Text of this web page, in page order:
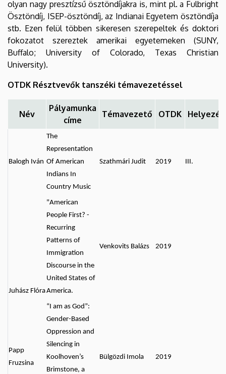
olyan nagy presztízsű ösztöndíjakra is, mint pl. a Fulbright
Ösztöndíj, ISEP-ösztöndíj, az Indianai Egyetem ösztöndíja
stb. Ezen felül többen sikeresen szerepeltek és doktori
fokozatot szereztek amerikai egyetemeken (SUNY,
Buffalo; University of Colorado, Texas Christian
University).
OTDK Résztvevők tanszéki témavezetéssel
Név
Pályamunka
címe
Témavezető OTDK Helyezés
Balogh Iván
The
Representation
Of American
Indians In
Country Music
Szathmári Judit 2019 III.
Juhász Flóra
"American
People First? -
Recurring
Patterns of
Immigration
Discourse in the
United States of
America.
Venkovits Balázs 2019
Papp
Fruzsina
“I am as God”:
Gender-Based
Oppression and
Silencing in
Koolhoven’s
Brimstone, a
Bülgözdi Imola 2019